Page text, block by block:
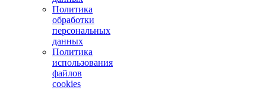
Политика
обработки
персональных
данных
Политика
использования
файлов
cookies